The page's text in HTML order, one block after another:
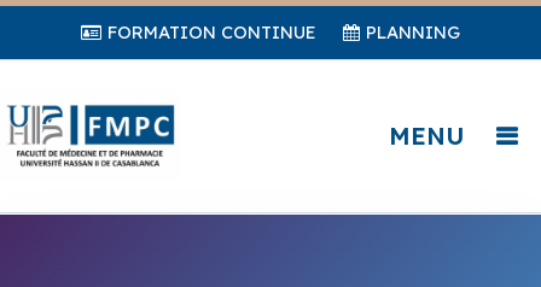
FORMATION CONTINUE PLANNING
MENU